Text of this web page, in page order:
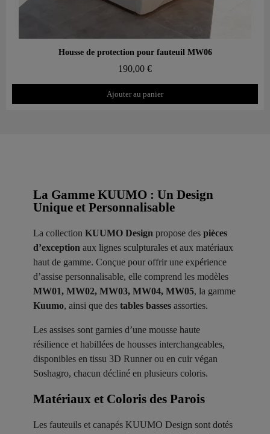
Aperçu rapide
Housse de protection pour fauteuil MW06
190,00 €
Ajouter au panier
La Gamme KUUMO : Un Design
Unique et Personnalisable
La collection KUUMO Design propose des pièces
d’exception aux lignes sculpturales et aux matériaux
haut de gamme. Conçue pour offrir une expérience
d’assise personnalisable, elle comprend les modèles
MW01, MW02, MW03, MW04, MW05, la gamme
Kuumo, ainsi que des tables basses assorties.
Les assises sont garnies d’une mousse haute
résilience et habillées de housses interchangeables,
disponibles en tissu 3D Runner ou en cuir végan
Soshagro, chacun décliné en plusieurs coloris.
Matériaux et Coloris des Parois ​
Les fauteuils et canapés KUUMO Design sont dotés